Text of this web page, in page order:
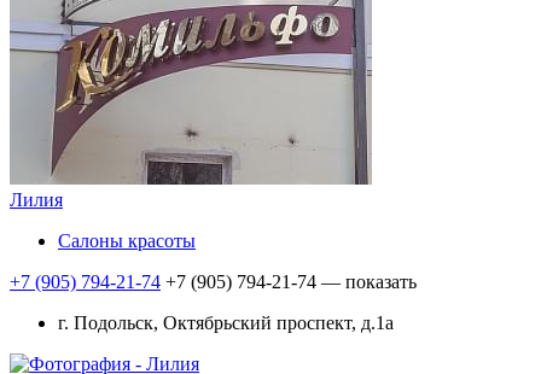
Лилия
Салоны красоты
+7 (905) 794-21-74 +7 (905) 794-21-74 — показать
г. Подольск, Октябрьский проспект, д.1а